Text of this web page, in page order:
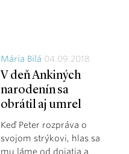
Mária Bilá 04.09.2018
V deň Ankiných
narodenín sa
obrátil aj umrel
Keď Peter rozpráva o
svojom strýkovi, hlas sa
mu láme od dojatia a